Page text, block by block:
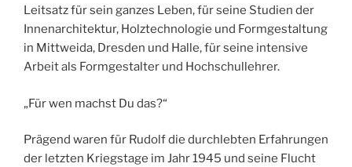
Leitsatz für sein ganzes Leben, für seine Studien der
Innenarchitektur, Holztechnologie und Formgestaltung
in Mittweida, Dresden und Halle, für seine intensive
Arbeit als Formgestalter und Hochschullehrer.
„Für wen machst Du das?“
Prägend waren für Rudolf die durchlebten Erfahrungen
der letzten Kriegstage im Jahr 1945 und seine Flucht